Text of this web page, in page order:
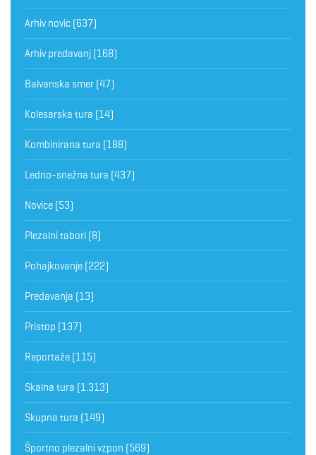
Arhiv novic (637)
Arhiv predavanj (168)
Balvanska smer (47)
Kolesarska tura (14)
Kombinirana tura (188)
Ledno-snežna tura (437)
Novice (53)
Plezalni tabori (8)
Pohajkovanje (222)
Predavanja (13)
Pristop (137)
Reportaže (115)
Skalna tura (1.313)
Skupna tura (149)
Športno plezalni vzpon (569)